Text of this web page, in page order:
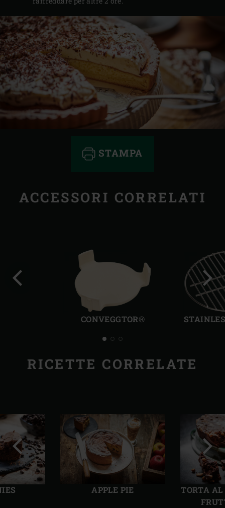
STAMPA
ACCESSORI CORRELATI
CONVEGGTOR®
RICETTE CORRELATE
APPLE PIE
TORTA AL
Precedente